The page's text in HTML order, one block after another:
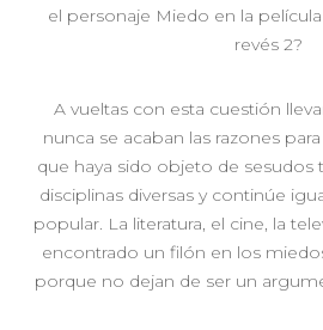
el personaje Miedo en la
revés 2?
A vueltas con esta cuestión
nunca se acaban las razones
que haya sido objeto de sesudos
disciplinas diversas y continúe
popular. La literatura, el cine, la
encontrado un filón en los
porque no dejan de ser un